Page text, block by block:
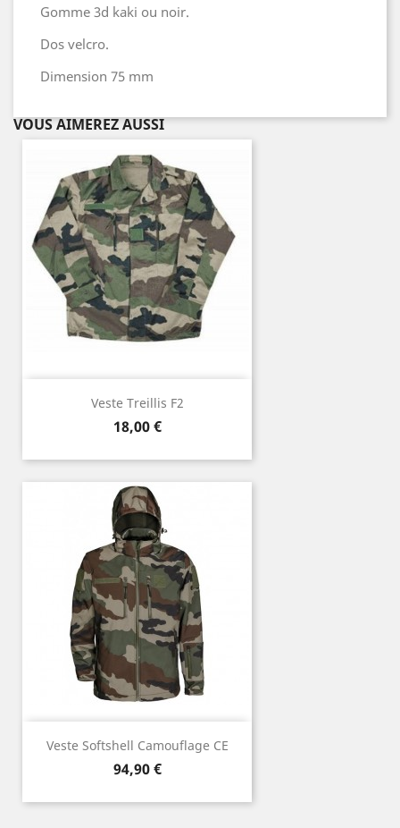
Gomme 3d kaki ou noir.
Dos velcro.
Dimension 75 mm
VOUS AIMEREZ AUSSI
Veste Treillis F2
Prix
18,00 €
Veste Softshell Camouflage CE
Prix
94,90 €